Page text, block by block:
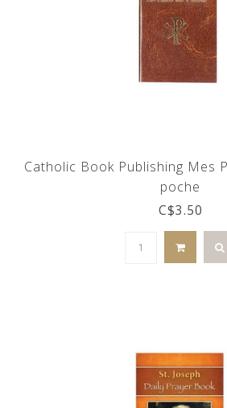
Catholic Book Publishing Mes
poche
C$3.50